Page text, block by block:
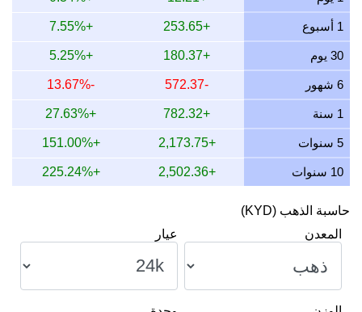
17 يوليو 2026
16 يوليو 2026
15 يوليو 2026
14 يوليو 2026
13 يوليو 2026
12 يوليو 2026
1 أسبوع +253.65
+7.55%
30 يوم +180.37
+5.25%
6 شهور -572.37
-13.67%
1 سنة +782.32
+27.63%
5 سنوات +2,173.75
+151.00%
10 سنوات +2,502.36
+225.24%
حاسبة الذهب (KYD)
المعدن
عيار